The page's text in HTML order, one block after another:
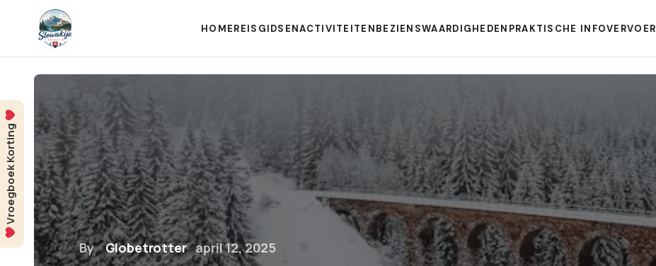
HOMEREISGIDSENACTIVITEITENBEZIENSWAARDIGHEDEN PRAKTISCHE INFOVERVOER
By Globetrotter april 12, 2025
Vroegboek Korting